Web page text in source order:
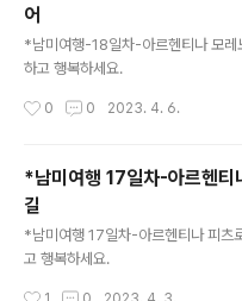
어
*남미여행-18일차-아르헨티나 모레
하고 행복하세요.
0 0 2023. 4. 6.
*남미여행 17일차-아르헨티
길
*남미여행 17일차-아르헨티나 피츠
고 행복하세요.